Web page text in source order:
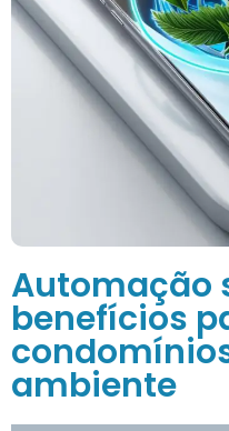
Automação
benefícios
ambiente